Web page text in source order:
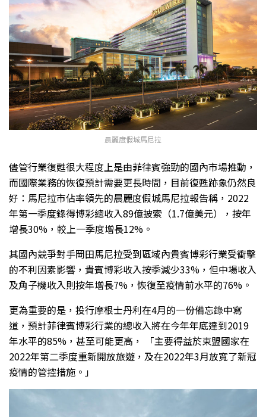
晨麗度假城馬尼拉
儘管行業復甦很大程度上是由菲律賓強勁的國內市場推動，
而國際業務的恢復預計需要更長時間，目前復甦跡象仍然良
好：馬尼拉市佔率領先的晨麗度假城馬尼拉報告稱，2022
年第一季度錄得博彩總收入89億披索（1.7億美元），按年
增長30%，較上一季度增長12%。
其國內競爭對手岡田馬尼拉受到區域內貴賓博彩行業受衝擊
的不利因素影響，貴賓博彩收入按季減少33%，但中場收入
及角子機收入則按年增長7%，恢復至疫情前水平的76%。
更為重要的是，投行摩根士丹利在4月的一份備忘錄中寫
道，預計菲律賓博彩行業的總收入將在今年年底達到2019
年水平的85%，甚至可能更高， 「主要得益於東盟國家在
2022年第二季度重新開放旅遊，及在2022年3月放寬了新冠
疫情的管控措施。」